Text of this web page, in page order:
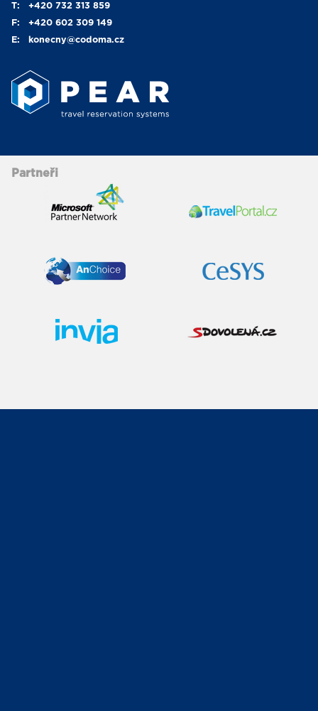
T:
+420 732 313 859
F:
+420 602 309 149
E:
konecny@codoma.cz
Partneři